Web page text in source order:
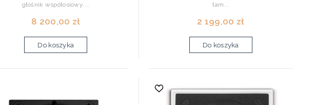
głośnik współosiowy ...
8 200,00 zł
Do koszyka
tam...
2 199,00 zł
Do koszyka